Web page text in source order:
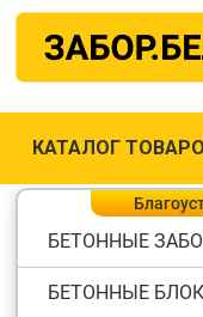
КАТАЛОГ
БЕТОННЫЕ
БЕТОННЫЕ